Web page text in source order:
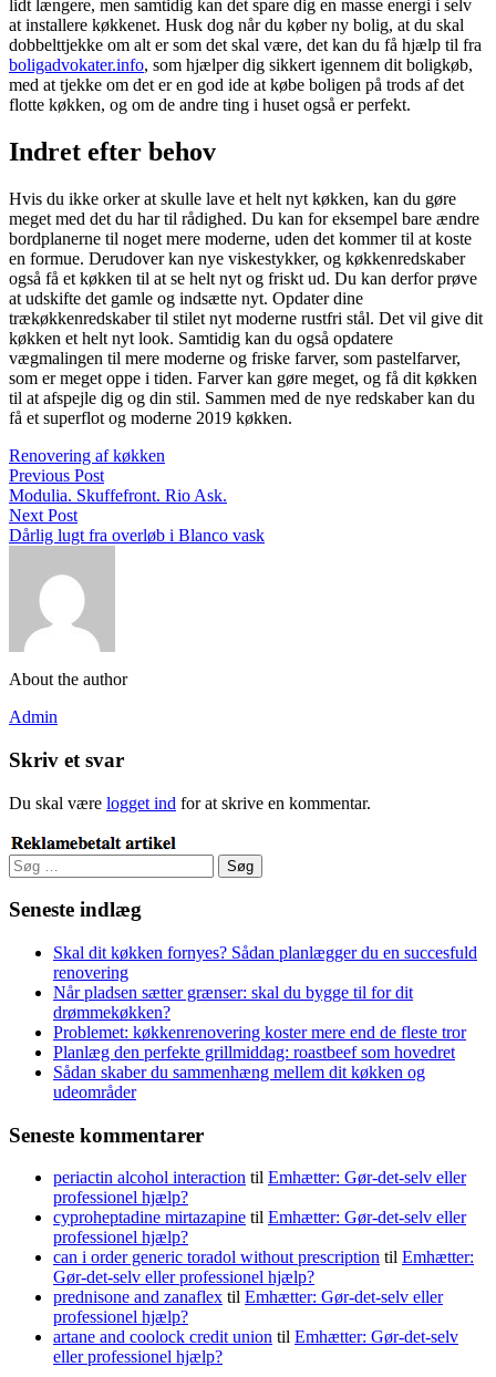
lidt længere, men samtidig kan det spare dig en masse energi i selv
at installere køkkenet. Husk dog når du køber ny bolig, at du skal
dobbelttjekke om alt er som det skal være, det kan du få hjælp til fra
boligadvokater.info, som hjælper dig sikkert igennem dit boligkøb,
med at tjekke om det er en god ide at købe boligen på trods af det
flotte køkken, og om de andre ting i huset også er perfekt.
Indret efter behov
Hvis du ikke orker at skulle lave et helt nyt køkken, kan du gøre
meget med det du har til rådighed. Du kan for eksempel bare ændre
bordplanerne til noget mere moderne, uden det kommer til at koste
en formue. Derudover kan nye viskestykker, og køkkenredskaber
også få et køkken til at se helt nyt og friskt ud. Du kan derfor prøve
at udskifte det gamle og indsætte nyt. Opdater dine
trækøkkenredskaber til stilet nyt moderne rustfri stål. Det vil give dit
køkken et helt nyt look. Samtidig kan du også opdatere
vægmalingen til mere moderne og friske farver, som pastelfarver,
som er meget oppe i tiden. Farver kan gøre meget, og få dit køkken
til at afspejle dig og din stil. Sammen med de nye redskaber kan du
få et superflot og moderne 2019 køkken.
Renovering af køkken
Previous Post
Modulia. Skuffefront. Rio Ask.
Next Post
Dårlig lugt fra overløb i Blanco vask
About the author
Admin
Skriv et svar
Du skal være logget ind for at skrive en kommentar.
Søg
efter:
Seneste indlæg
Skal dit køkken fornyes? Sådan planlægger du en succesfuld
renovering
Når pladsen sætter grænser: skal du bygge til for dit
drømmekøkken?
Problemet: køkkenrenovering koster mere end de fleste tror
Planlæg den perfekte grillmiddag: roastbeef som hovedret
Sådan skaber du sammenhæng mellem dit køkken og
udeområder
Seneste kommentarer
periactin alcohol interaction til Emhætter: Gør-det-selv eller
professionel hjælp?
cyproheptadine mirtazapine til Emhætter: Gør-det-selv eller
professionel hjælp?
can i order generic toradol without prescription til Emhætter:
Gør-det-selv eller professionel hjælp?
prednisone and zanaflex til Emhætter: Gør-det-selv eller
professionel hjælp?
artane and coolock credit union til Emhætter: Gør-det-selv
eller professionel hjælp?